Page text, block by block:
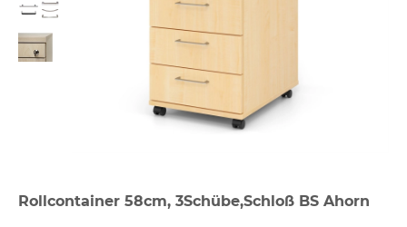
Rollcontainer 58cm, 3Schübe,Schloß BS Ahorn